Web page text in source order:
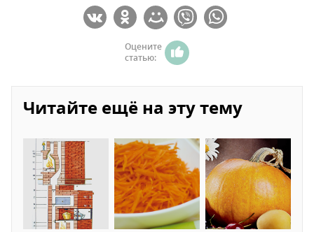
Оцените
статью:
Читайте ещё на эту тему